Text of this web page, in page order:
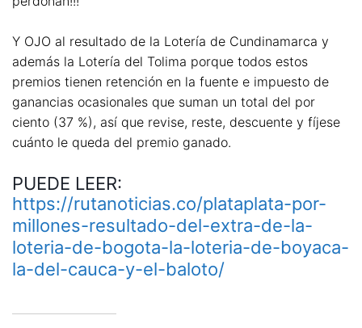
Y OJO al resultado de la Lotería de Cundinamarca y
además la Lotería del Tolima porque todos estos
premios tienen retención en la fuente e impuesto de
ganancias ocasionales que suman un total del por
ciento (37 %), así que revise, reste, descuente y fíjese
cuánto le queda del premio ganado.
PUEDE LEER:
https://rutanoticias.co/plataplata-por-
millones-resultado-del-extra-de-la-
loteria-de-bogota-la-loteria-de-boyaca-
la-del-cauca-y-el-baloto/